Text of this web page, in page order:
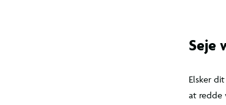
Elsker